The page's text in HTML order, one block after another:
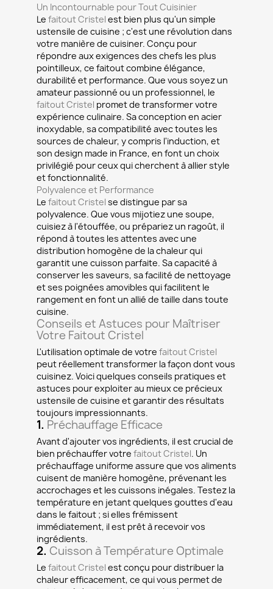
Un Incontournable pour Tout Cuisinier
Le faitout Cristel est bien plus qu'un simple
ustensile de cuisine ; c'est une révolution dans
votre manière de cuisiner. Conçu pour
répondre aux exigences des chefs les plus
pointilleux, ce faitout combine élégance,
durabilité et performance. Que vous soyez un
amateur passionné ou un professionnel, le
faitout Cristel promet de transformer votre
expérience culinaire. Sa conception en acier
inoxydable, sa compatibilité avec toutes les
sources de chaleur, y compris l'induction, et
son design made in France, en font un choix
privilégié pour ceux qui cherchent à allier style
et fonctionnalité.
Polyvalence et Performance
Le faitout Cristel se distingue par sa
polyvalence. Que vous mijotiez une soupe,
cuisiez à l'étouffée, ou prépariez un ragoût, il
répond à toutes les attentes avec une
distribution homogène de la chaleur qui
garantit une cuisson parfaite. Sa capacité à
conserver les saveurs, sa facilité de nettoyage
et ses poignées amovibles qui facilitent le
rangement en font un allié de taille dans toute
cuisine.
Conseils et Astuces pour Maîtriser
Votre Faitout Cristel
L'utilisation optimale de votre faitout Cristel
peut réellement transformer la façon dont vous
cuisinez. Voici quelques conseils pratiques et
astuces pour exploiter au mieux ce précieux
ustensile de cuisine et garantir des résultats
toujours impressionnants.
1. Préchauffage Efficace
Avant d'ajouter vos ingrédients, il est crucial de
bien préchauffer votre faitout Cristel. Un
préchauffage uniforme assure que vos aliments
cuisent de manière homogène, prévenant les
accrochages et les cuissons inégales. Testez la
température en jetant quelques gouttes d'eau
dans le faitout ; si elles frémissent
immédiatement, il est prêt à recevoir vos
ingrédients.
2. Cuisson à Température Optimale
Le faitout Cristel est conçu pour distribuer la
chaleur efficacement, ce qui vous permet de